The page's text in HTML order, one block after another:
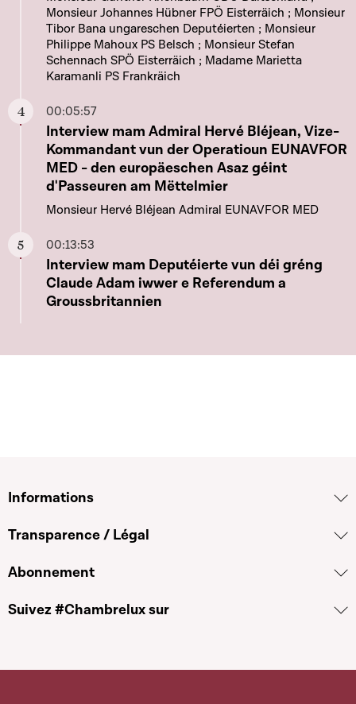
Monsieur Johannes Hübner FPÖ Eisterräich ; Monsieur
Tibor Bana ungareschen Deputéierten ; Monsieur
Philippe Mahoux PS Belsch ; Monsieur Stefan
Schennach SPÖ Eisterräich ; Madame Marietta
Karamanli PS Frankräich
00:05:57
Aller à ce chapitre
Interview mam Admiral Hervé Bléjean, Vize-
Kommandant vun der Operatioun EUNAVFOR
MED - den europäeschen Asaz géint
d'Passeuren am Mëttelmier
Monsieur Hervé Bléjean Admiral EUNAVFOR MED
00:13:53
Aller à ce chapitre
Interview mam Deputéierte vun déi gréng
Claude Adam iwwer e Referendum a
Groussbritannien
Informations
Transparence / Légal
Abonnement
Suivez #Chambrelux sur